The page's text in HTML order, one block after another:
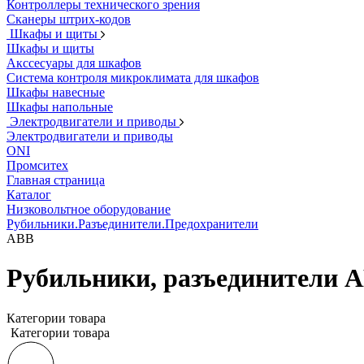
Контроллеры технического зрения
Сканеры штрих-кодов
Шкафы и щиты
Шкафы и щиты
Акссесуары для шкафов
Система контроля микроклимата для шкафов
Шкафы навесные
Шкафы напольные
Электродвигатели и приводы
Электродвигатели и приводы
ONI
Промситех
Главная страница
Каталог
Низковольтное оборудование
Рубильники.Разъединители.Предохранители
ABB
Рубильники, разъединители
Категории товара
Категории товара